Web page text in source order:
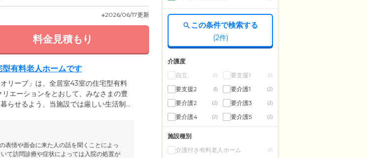
※2026/06/17更新
料金見積もり
有料老人ホームです
リーブ」は、全居室43室の住宅型有料
エーションをとおして、みなさまの豊
らせるよう、当施設では厳しい生活制
間で、快適なシニアライフをお過ごし
表情や面会に来た人の話を聞くことによっ
て訪問診療や症状によっては入院の処置が
この条件で検索する
(2件)
介護度
自立
(0) 要支援1 (0)
要支援2 (1) 要介護1 (2)
要介護2 (2) 要介護3 (2)
要介護4 (2) 要介護5 (2)
施設種別
介護付き有料老人ホーム
(0)